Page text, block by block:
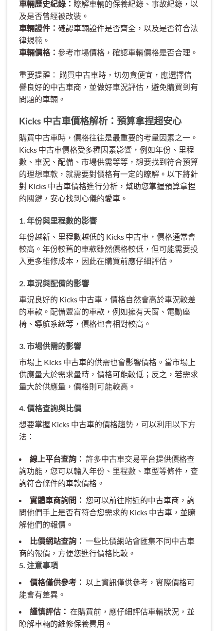
車輛歷史紀錄： 瞭解車輛的保養紀錄、事故紀錄，以
及是否曾經被改裝。
車輛證件： 確認車輛證件是否齊全，以及是否符合法
律規範。
車輛價格： 參考市場價格，確認車輛價格是否合理。
重要提醒： 購買中古車時，切勿貪便宜，應選擇信
譽良好的中古車商，並做好車況評估，避免購買到有
問題的車輛。
Kicks 中古車價格解析：預算拿捏超安心
購買中古車時，價格往往是最重要的考量因素之一。
Kicks 中古車價格受多種因素影響，例如年份、里程
數、車況、配備、市場供需等等，想要找到符合預算
的理想車款，就需要對價格有一定的瞭解。以下將針
對 Kicks 中古車價格進行分析，幫助您掌握預算拿捏
的關鍵，安心找到心儀的愛車。
1. 年份與里程數的影響
年份越新、里程數越低的 Kicks 中古車，價格通常會
較高。年份較舊的車款雖然價格較低，但可能需要投
入更多維修成本，因此在購買前應仔細評估。
2. 車況與配備的影響
車況良好的 Kicks 中古車，價格自然會高於車況較差
的車款。配備豐富的車款，例如擁有天窗、電動座
椅、導航系統等，價格也會相對較高。
3. 市場供需的影響
市場上 Kicks 中古車的供需也會影響價格。當市場上
供應量大於需求量時，價格可能較低；反之，若需求
量大於供應量，價格則可能較高。
4. 價格查詢與比價
想要掌握 Kicks 中古車的價格趨勢，可以利用以下方
法：
線上平台查詢： 許多中古車交易平台提供價格查
詢功能，您可以輸入年份、里程數、車型等條件，查
詢符合條件的車款價格。
實體車商詢問： 您可以前往附近的中古車商，詢
問他們手上是否有符合您需求的 Kicks 中古車，並瞭
解他們的報價。
比價網站查詢： 一些比價網站會匯集不同中古車
商的報價，方便您進行價格比較。
5. 注意事項
價格僅供參考： 以上資訊僅供參考，實際價格可
能會有差異。
謹慎評估： 在購買前，應仔細評估車輛狀況，並
瞭解車輛的維修保養費用。